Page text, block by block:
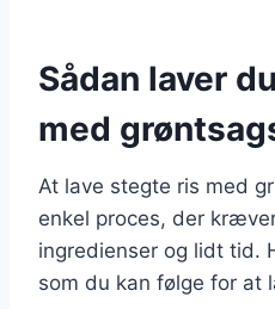
Sådan laver
med
At lave stegte ris med
enkel proces, der
ingredienser og lidt tid.
som du kan følge for at